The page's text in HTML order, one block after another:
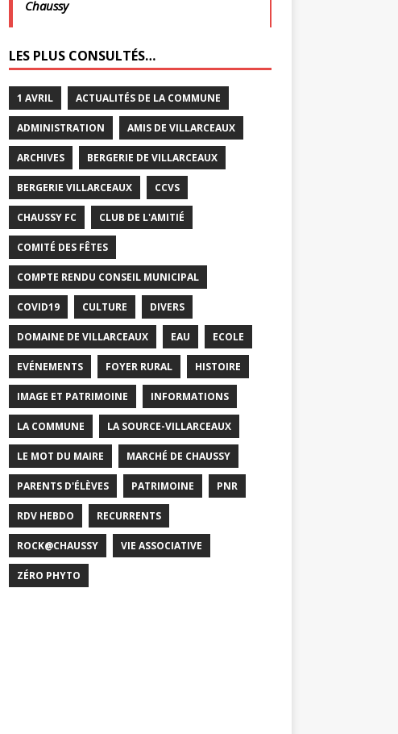
Chaussy
LES PLUS CONSULTÉS…
1 AVRIL ACTUALITÉS DE LA COMMUNE
ADMINISTRATION AMIS DE VILLARCEAUX
ARCHIVES BERGERIE DE VILLARCEAUX
BERGERIE VILLARCEAUX CCVS
CHAUSSY FC CLUB DE L'AMITIÉ
COMITÉ DES FÊTES
COMPTE RENDU CONSEIL MUNICIPAL
COVID19 CULTURE DIVERS
DOMAINE DE VILLARCEAUX EAU ECOLE
EVÉNEMENTS FOYER RURAL HISTOIRE
IMAGE ET PATRIMOINE INFORMATIONS
LA COMMUNE LA SOURCE-VILLARCEAUX
LE MOT DU MAIRE MARCHÉ DE CHAUSSY
PARENTS D'ÉLÈVES PATRIMOINE PNR
RDV HEBDO RECURRENTS
ROCK@CHAUSSY VIE ASSOCIATIVE
ZÉRO PHYTO